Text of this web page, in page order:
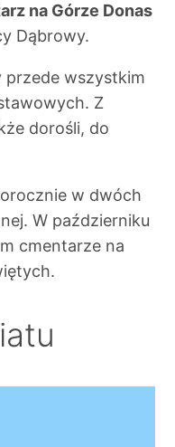
na Górze Donas
Dąbrowy.
przede wszystkim
Z
dorośli, do
w dwóch
W październiku
cmentarze na